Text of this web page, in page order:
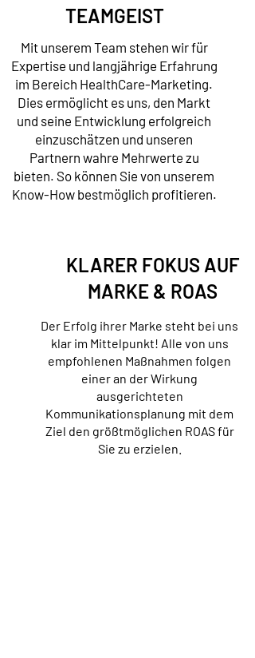
KLARER FOKUS AUF
MARKE & ROAS
Der Erfolg ihrer Marke steht bei uns
klar im Mittelpunkt! Alle von uns
empfohlenen Maßnahmen folgen
einer an der Wirkung
ausgerichteten
Kommunikationsplanung mit dem
Ziel den größtmöglichen ROAS für
Sie zu erzielen.
TEAMGEIST
Mit unserem Team stehen wir für
Expertise und langjährige Erfahrung
im Bereich HealthCare-Marketing.
Dies ermöglicht es uns, den Markt
und seine Entwicklung erfolgreich
einzuschätzen und unseren
Partnern wahre Mehrwerte zu
bieten. So können Sie von unserem
Know-How bestmöglich profitieren.